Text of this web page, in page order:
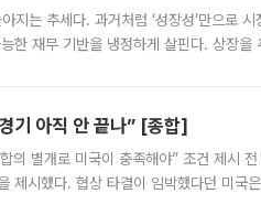
는 추세다. 과거처럼 ‘성장성’만으로 시
한 재무 기반을 냉정하게 살핀다. 상장을
기 아직 안 끝나” [종합]
의 별개로 미국이 충족해야” 조건 제시
제시했다. 협상 타결이 임박했다던 미국